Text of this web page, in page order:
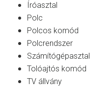
Íróasztal
Polc
Polcos komód
Polcrendszer
Számítógépasztal
Tolóajtós komód
TV állvány